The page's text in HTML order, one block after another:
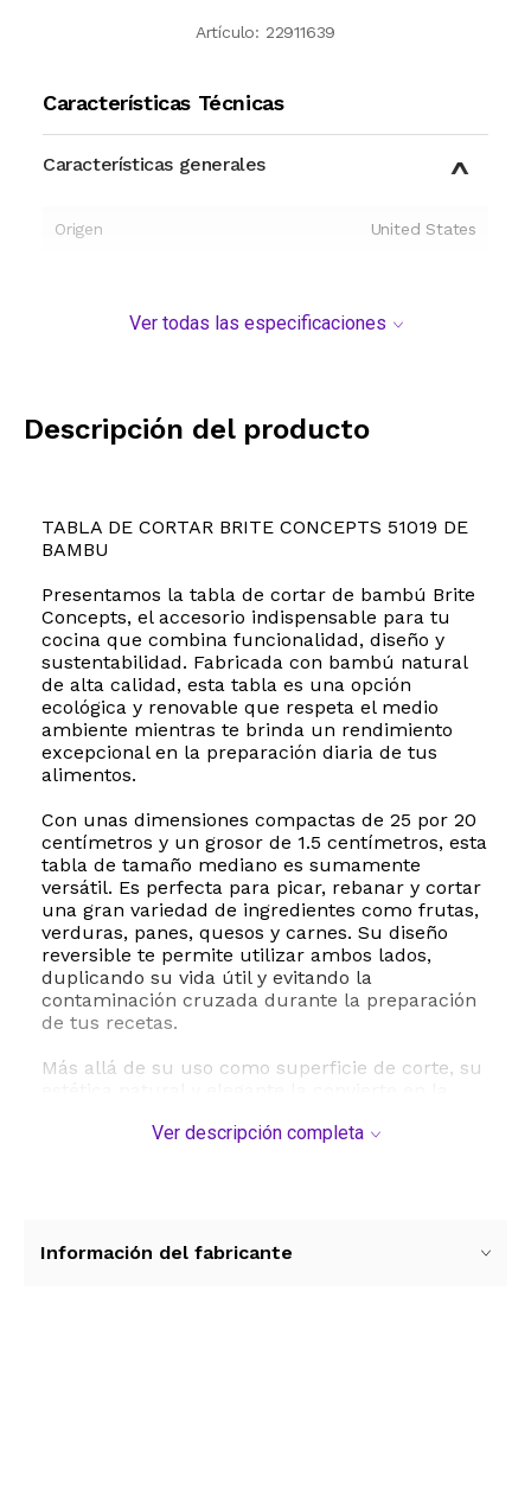
Artículo: 22911639
Características Técnicas
Características generales
Origen United States
Ver todas las especificaciones
Descripción del producto
TABLA DE CORTAR BRITE CONCEPTS 51019 DE
BAMBU
Presentamos la tabla de cortar de bambú Brite
Concepts, el accesorio indispensable para tu
cocina que combina funcionalidad, diseño y
sustentabilidad. Fabricada con bambú natural
de alta calidad, esta tabla es una opción
ecológica y renovable que respeta el medio
ambiente mientras te brinda un rendimiento
excepcional en la preparación diaria de tus
alimentos.
Con unas dimensiones compactas de 25 por 20
centímetros y un grosor de 1.5 centímetros, esta
tabla de tamaño mediano es sumamente
versátil. Es perfecta para picar, rebanar y cortar
una gran variedad de ingredientes como frutas,
verduras, panes, quesos y carnes. Su diseño
reversible te permite utilizar ambos lados,
duplicando su vida útil y evitando la
contaminación cruzada durante la preparación
de tus recetas.
Más allá de su uso como superficie de corte, su
Utilízala como una sofisticada tabla de
El bambú es conocido por sus propiedades
Ver descripción completa
Información del fabricante